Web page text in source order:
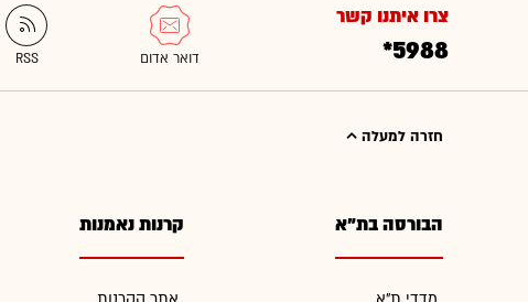
צרו איתנו קשר
*5988
חזרה למעלה
הבורסה בת"א קרנות נאמנות